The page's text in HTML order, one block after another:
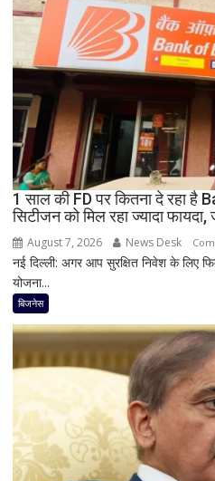
1 साल की FD पर कितना दे रहा है
सिटीजन को मिल रहा ज्यादा फायदा,
August 7, 2026 News Desk
नई दिल्ली: अगर आप सुरक्षित निवेश के लिए
योजना...
बिजनेस